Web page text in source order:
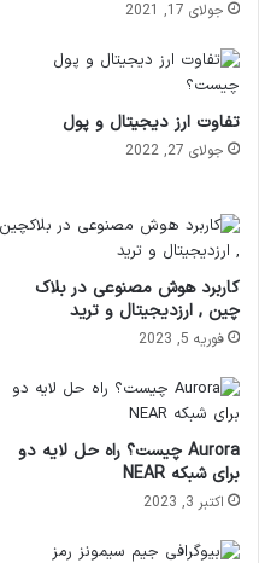
جولای 17, 2021
تفاوت ارز دیجیتال و پول
جولای 27, 2022
کاربرد هوش مصنوعی در بلاک
چین , ارزدیجیتال و ترید
فوریه 5, 2023
Aurora چیست؟ راه حل لایه دو
برای شبکه NEAR
اکتبر 3, 2023